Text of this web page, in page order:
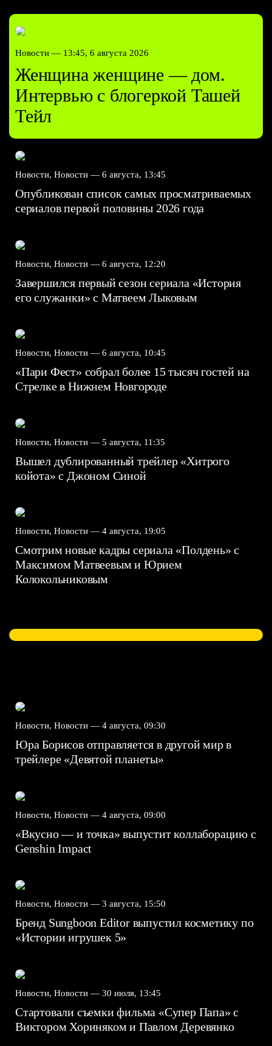
Новости — 13:45, 6 августа 2026
Женщина женщине — дом.
Интервью с блогеркой Ташей
Тейл
Новости, Новости — 6 августа, 13:45
Опубликован список самых просматриваемых
сериалов первой половины 2026 года
Новости, Новости — 6 августа, 12:20
Завершился первый сезон сериала «История
его служанки» с Матвеем Лыковым
Новости, Новости — 6 августа, 10:45
«Пари Фест» собрал более 15 тысяч гостей на
Стрелке в Нижнем Новгороде
Новости, Новости — 5 августа, 11:35
Вышел дублированный трейлер «Хитрого
койота» с Джоном Синой
Новости, Новости — 4 августа, 19:05
Смотрим новые кадры сериала «Полдень» с
Максимом Матвеевым и Юрием
Колокольниковым
Новости, Новости — 4 августа, 09:30
Юра Борисов отправляется в другой мир в
трейлере «Девятой планеты»
Новости, Новости — 4 августа, 09:00
«Вкусно — и точка» выпустит коллаборацию с
Genshin Impact⁠⁠
Новости, Новости — 3 августа, 15:50
Бренд Sungboon Editor выпустил косметику по
«Истории игрушек 5»
Новости, Новости — 30 июля, 13:45
Стартовали съемки фильма «Супер Папа» с
Виктором Хориняком и Павлом Деревянко